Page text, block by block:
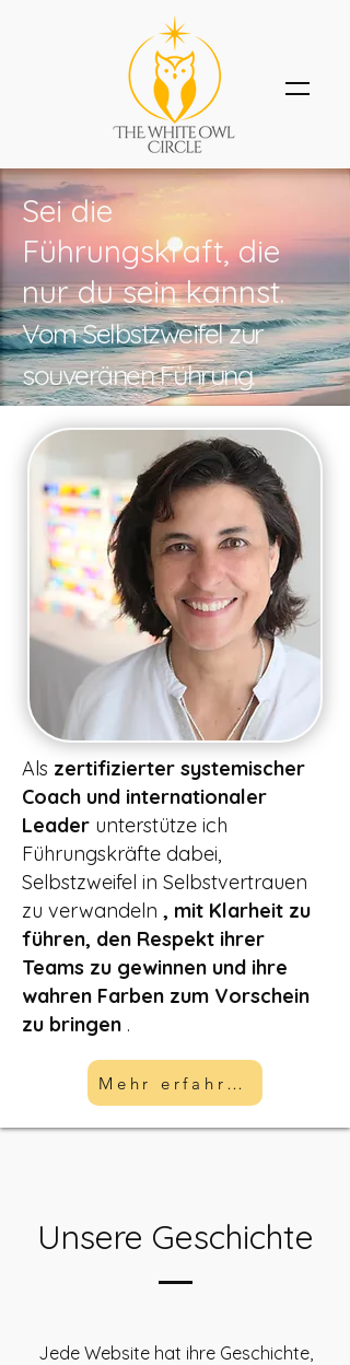
Sei die
Führungskraft, die
nur du sein kannst.
Vom Selbstzweifel zur
souveränen Führung.
Als zertifizierter systemischer
Coach und internationaler
Leader unterstütze ich
Führungskräfte dabei,
Selbstzweifel in Selbstvertrauen
zu verwandeln , mit Klarheit zu
führen, den Respekt ihrer
Teams zu gewinnen und ihre
wahren Farben zum Vorschein
zu bringen .
Mehr erfahren
Unsere Geschichte
Jede Website hat ihre Geschichte,